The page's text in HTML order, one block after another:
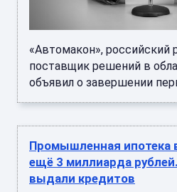
«Автомакон», российский
поставщик решений в
объявил о завершении
Промышленная ипотека
ещё 3 миллиарда
выдали кредитов